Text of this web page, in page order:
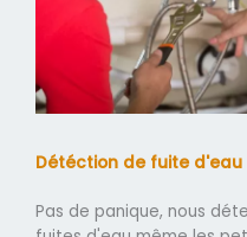
Détéction de fuite d'eau
Pas de panique, nous